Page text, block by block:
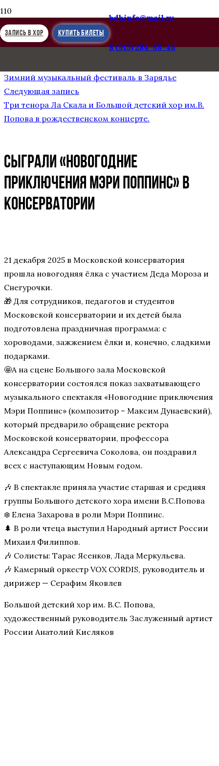
ЗАПИСЬ В ХОР КУПИТЬ БИЛЕТЫ
bdhinfo@mail.ru
8 (915) 284-68-46
Предыдущая запись
Зимний музыкальный фестиваль в Зарядье
Следующая запись
Три тенора Ла Скала и Большой детский хор им.В.
Попова в рождественском концерте.
Сыграли «Новогодние
приключения Мэри Поппинс» в
Консерватории
21 декабря 2025 в Московской консерватория
прошла новогодняя ёлка с участием Деда Мороза и
Снегурочки.
🎁 Для сотрудников, педагогов и студентов
Московской консерватории и их детей была
подготовлена праздничная программа: с
хороводами, зажжением ёлки и, конечно, сладкими
подарками.
🤩А на сцене Большого зала Московской
консерватории состоялся показ захватывающего
музыкального спектакля «Новогодние приключения
Мэри Поппинс» (композитор – Максим Дунаевский),
который предварило обращение ректора
Московской консерватории, профессора
Александра Сергеевича Соколова, он поздравил
всех с наступающим Новым годом.
🎶 В спектакле приняла участие старшая и средняя
группы Большого детского хора имени В.С.Попова
❄️ Елена Захарова в роли Мэри Поппинс.
🌲 В роли чтеца выступил Народный артист России
Михаил Филиппов.
🎶 Солисты: Тарас Ясенков, Лада Меркульева.
🎶 Камерный оркестр VOX CORDIS, руководитель и
дирижер — Серафим Яковлев
Большой детский хор им. В.С. Попова,
художественный руководитель Заслуженный артист
России Анатолий Кисляков